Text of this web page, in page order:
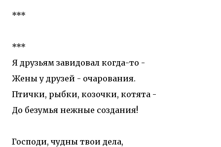
***
***
Я друзьям завидовал когда-то -
Жены у друзей - очарования.
Птички, рыбки, козочки, котята -
До безумья нежные создания!
Господи, чудны твои дела,